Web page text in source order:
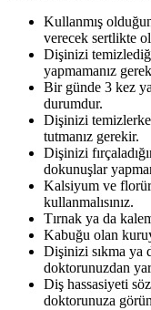
Kullanmış
verecek sertlikte
Dişinizi
yapmamanız
Bir günde 3 kez
durumdur.
Dişinizi
tutmanız gerekir.
Dişinizi
dokunuşlar
Kalsiyum ve
kullanmalısınız.
Tırnak ya da
Kabuğu olan
Dişinizi sıkma ya
doktorunuzdan
Diş hassasiyeti
doktorunuza